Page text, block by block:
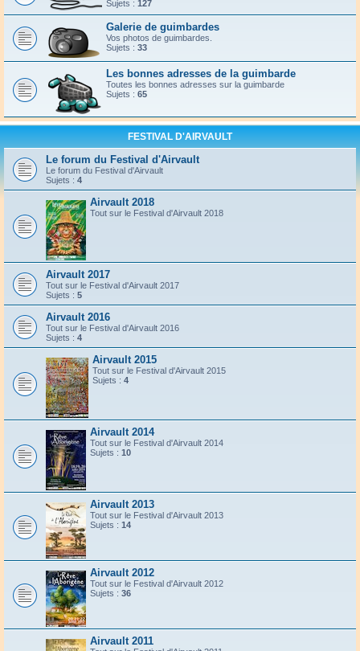
Sujets : 127
Galerie de guimbardes
Vos photos de guimbardes.
Sujets : 33
Les bonnes adresses de la guimbarde
Toutes les bonnes adresses sur la guimbarde
Sujets : 65
FESTIVAL D'AIRVAULT
Le forum du Festival d'Airvault
Le forum du Festival d'Airvault
Sujets : 4
Airvault 2018
Tout sur le Festival d'Airvault 2018
Airvault 2017
Tout sur le Festival d'Airvault 2017
Sujets : 5
Airvault 2016
Tout sur le Festival d'Airvault 2016
Sujets : 4
Airvault 2015
Tout sur le Festival d'Airvault 2015
Sujets : 4
Airvault 2014
Tout sur le Festival d'Airvault 2014
Sujets : 10
Airvault 2013
Tout sur le Festival d'Airvault 2013
Sujets : 14
Airvault 2012
Tout sur le Festival d'Airvault 2012
Sujets : 36
Airvault 2011